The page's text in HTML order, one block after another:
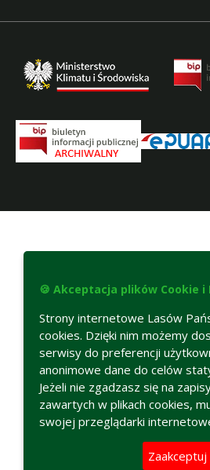
🍪 Akceptacja plików Cookie
Strony internetowe Lasów
cookies. Dzięki nim możemy
serwisy do preferencji
anonimowe dane do celów
Jeżeli nie zgadzasz się na
zawartych w plikach cookies,
swojej przeglądarki
Zaakceptuj